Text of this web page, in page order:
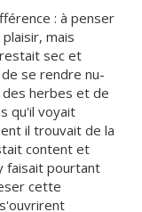
: à penser
mais
sec et
se rendre nu-
des herbes et de
qu'il voyait
il trouvait de la
content et
faisait pourtant
cette